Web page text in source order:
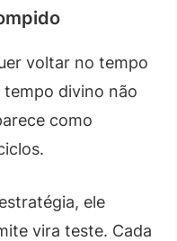
voltar no tempo
divino não
como
ele
vira teste. Cada